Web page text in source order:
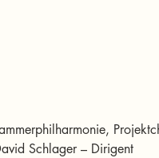
Schlager – Dirigent